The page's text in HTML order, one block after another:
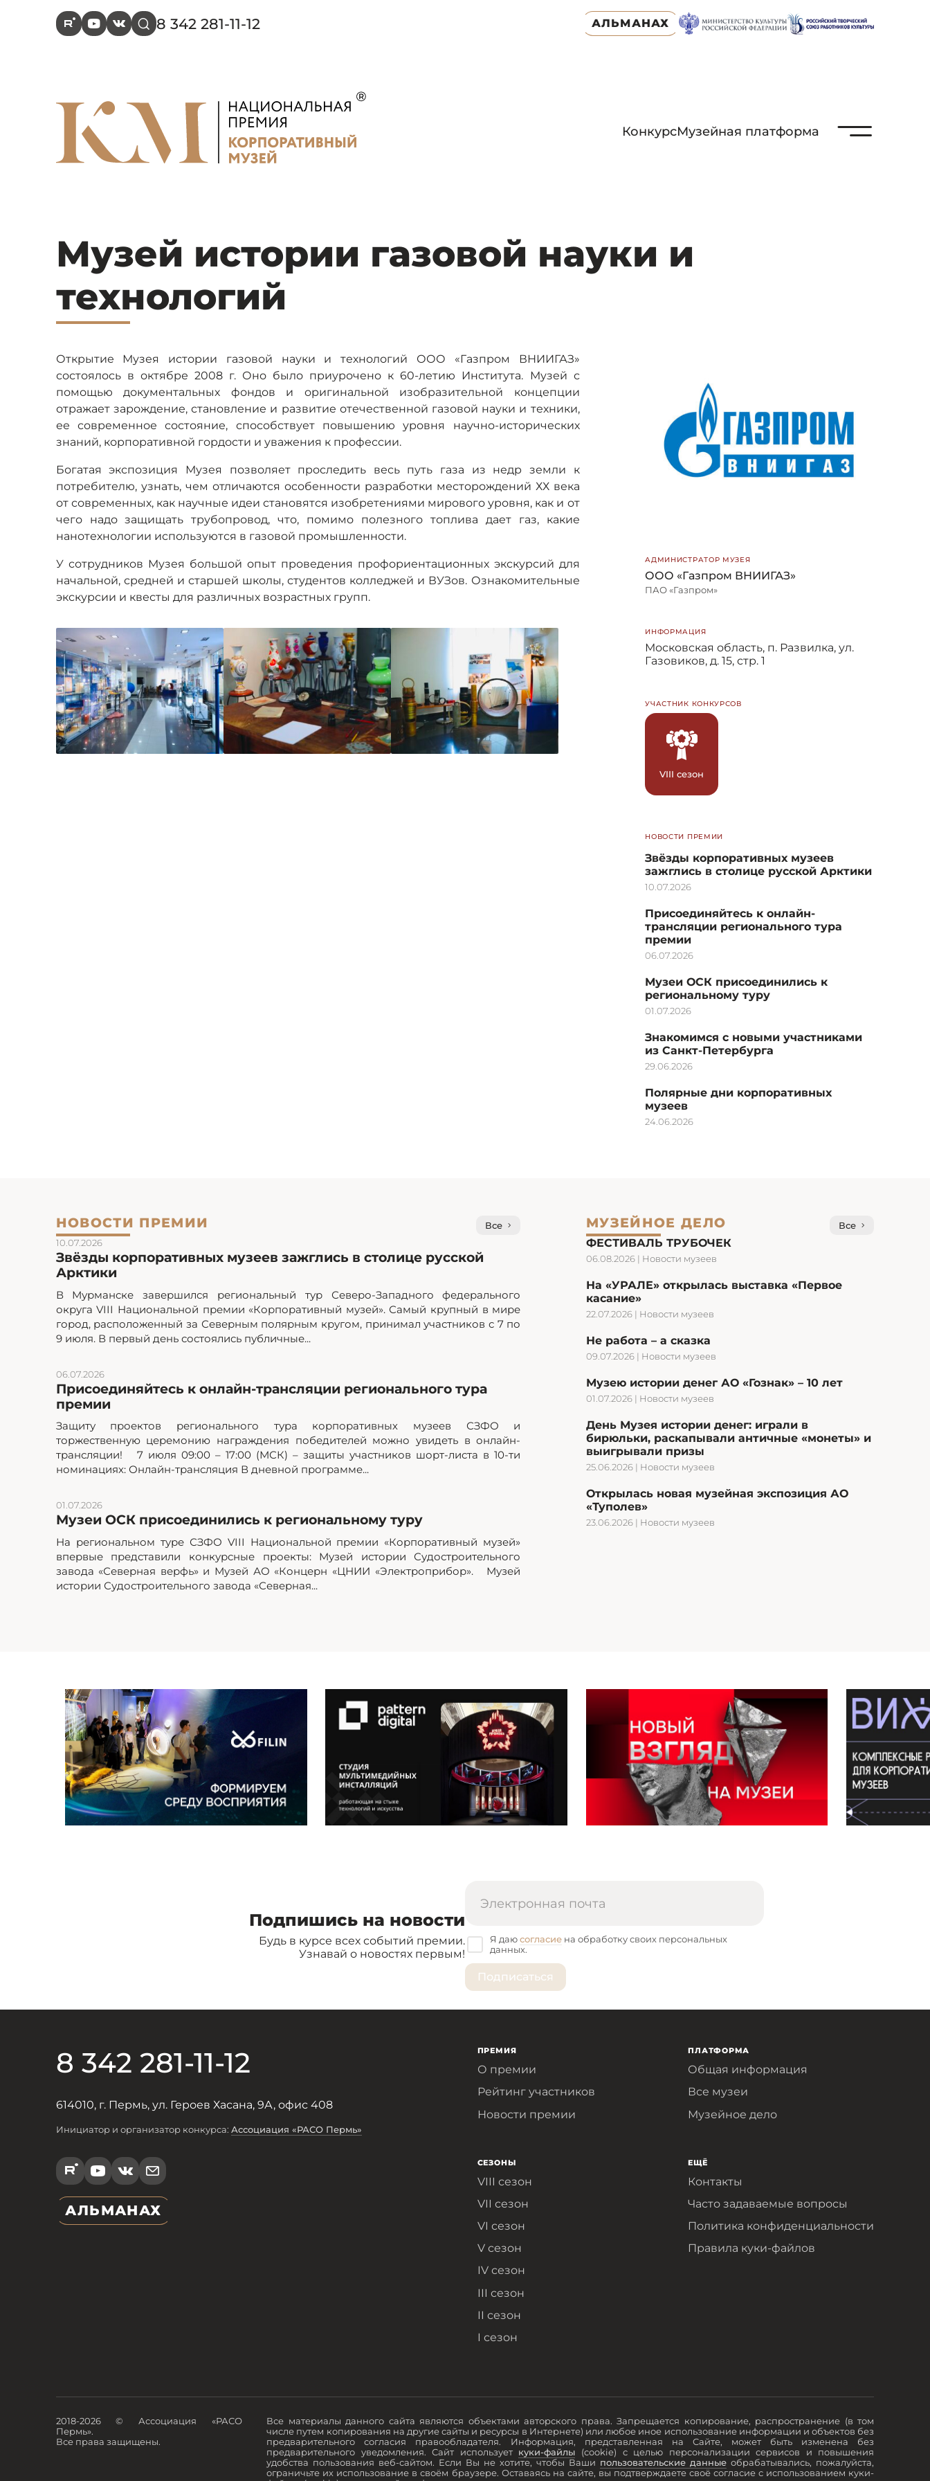
R Y V s 8 342 281-11-12 АЛЬМАНАХ
КонкурсМузейная платформа N
Музей истории газовой науки и
технологий
Открытие Музея истории газовой науки и технологий ООО «Газпром ВНИИГАЗ»
состоялось в октябре 2008 г. Оно было приурочено к 60-летию Института. Музей с
помощью документальных фондов и оригинальной изобразительной концепции
отражает зарождение, становление и развитие отечественной газовой науки и техники,
ее современное состояние, способствует повышению уровня научно-исторических
знаний, корпоративной гордости и уважения к профессии.
Богатая экспозиция Музея позволяет проследить весь путь газа из недр земли к
потребителю, узнать, чем отличаются особенности разработки месторождений ХХ века
от современных, как научные идеи становятся изобретениями мирового уровня, как и от
чего надо защищать трубопровод, что, помимо полезного топлива дает газ, какие
нанотехнологии используются в газовой промышленности.
У сотрудников Музея большой опыт проведения профориентационных экскурсий для
начальной, средней и старшей школы, студентов колледжей и ВУЗов. Ознакомительные
экскурсии и квесты для различных возрастных групп.
АДМИНИСТРАТОР МУЗЕЯ
ООО «Газпром ВНИИГАЗ»
ПАО «Газпром»
ИНФОРМАЦИЯ
Московская область, п. Развилка, ул.
Газовиков, д. 15, стр. 1
УЧАСТНИК КОНКУРСОВ
VIII сезон
НОВОСТИ ПРЕМИИ
Звёзды корпоративных музеев
зажглись в столице русской Арктики
10.07.2026
Присоединяйтесь к онлайн-
трансляции регионального тура
премии
06.07.2026
Музеи ОСК присоединились к
региональному туру
01.07.2026
Знакомимся с новыми участниками
из Санкт-Петербурга
29.06.2026
Полярные дни корпоративных
музеев
24.06.2026
НОВОСТИ ПРЕМИИ Все
Звёзды корпоративных музеев зажглись в столице русской
Арктики
10.07.2026
В Мурманске завершился региональный тур Северо-Западного федерального
округа VIII Национальной премии «Корпоративный музей». Самый крупный в мире
город, расположенный за Северным полярным кругом, принимал участников с 7 по
9 июля. В первый день состоялись публичные...
Присоединяйтесь к онлайн-трансляции регионального тура
премии
06.07.2026
Защиту проектов регионального тура корпоративных музеев СЗФО и
торжественную церемонию награждения победителей можно увидеть в онлайн-
трансляции! 7 июля 09:00 – 17:00 (МСК) – защиты участников шорт-листа в 10-ти
номинациях: Онлайн-трансляция В дневной программе...
Музеи ОСК присоединились к региональному туру
01.07.2026
На региональном туре СЗФО VIII Национальной премии «Корпоративный музей»
впервые представили конкурсные проекты: Музей истории Судостроительного
завода «Северная верфь» и Музей АО «Концерн «ЦНИИ «Электроприбор». Музей
истории Судостроительного завода «Северная...
МУЗЕЙНОЕ ДЕЛО Все
ФЕСТИВАЛЬ ТРУБОЧЕК
06.08.2026 | Новости музеев
На «УРАЛЕ» открылась выставка «Первое
касание»
22.07.2026 | Новости музеев
Не работа – а сказка
09.07.2026 | Новости музеев
Музею истории денег АО «Гознак» – 10 лет
01.07.2026 | Новости музеев
День Музея истории денег: играли в
бирюльки, раскапывали античные «монеты» и
выигрывали призы
25.06.2026 | Новости музеев
Открылась новая музейная экспозиция АО
«Туполев»
23.06.2026 | Новости музеев
Подпишись на новости
Будь в курсе всех событий премии.
Узнавай о новостях первым!
Я даюсогласиена обработку своих персональных
данных.
8 342 281-11-12
614010, г. Пермь, ул. Героев Хасана, 9А, офис 408
Инициатор и организатор конкурса: Ассоциация «РАСО Пермь»
R Y V e
АЛЬМАНАХ
ПРЕМИЯ
О премии
Рейтинг участников
Новости премии
СЕЗОНЫ
VIII сезон
VII сезон
VI сезон
V сезон
IV сезон
III сезон
II сезон
I сезон
ПЛАТФОРМА
Общая информация
Все музеи
Музейное дело
ЕЩЁ
Контакты
Часто задаваемые вопросы
Политика конфиденциальности
Правила куки-файлов
2018-2026 © Ассоциация «РАСО
Пермь».
Все права защищены.
Все материалы данного сайта являются объектами авторского права. Запрещается копирование, распространение (в том
числе путем копирования на другие сайты и ресурсы в Интернете) или любое иное использование информации и объектов без
предварительного согласия правообладателя. Информация, представленная на Сайте, может быть изменена без
предварительного уведомления. Сайт использует куки-файлы (cookie) с целью персонализации сервисов и повышения
удобства пользования веб-сайтом. Если Вы не хотите, чтобы Ваши пользовательские данные обрабатывались, пожалуйста,
ограничьте их использование в своём браузере. Оставаясь на сайте, вы подтверждаете своё согласие с использованием куки-